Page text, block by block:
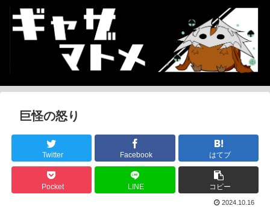
巨怪の怒り
Twitter Facebook はてブ
Pocket LINE コピー
2024.10.16